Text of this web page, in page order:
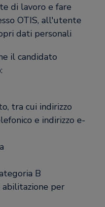
di lavoro e fare
OTIS, all'utente
dati personali
il candidato
tra cui indirizzo
e indirizzo e-
B
abilitazione per